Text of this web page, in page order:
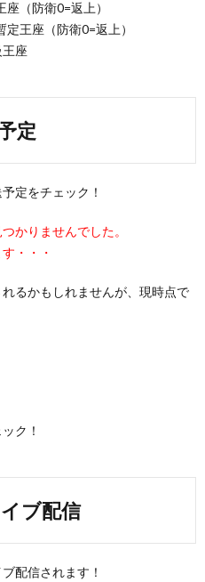
（防衛0=返上）
王座（防衛0=返上）
座
定
定をチェック！
かりませんでした。
・・・
るかもしれませんが、現時点で
ク！
ブ配信
配信されます！